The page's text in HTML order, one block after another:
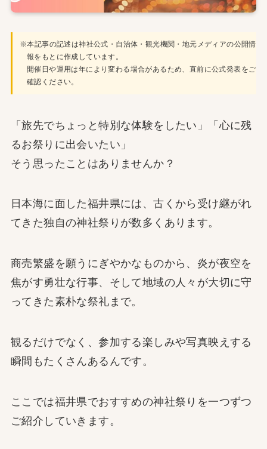
※本記事の記述は神社公式・自治体・観光機関・地元メディアの公開情
報をもとに作成しています。
開催日や運用は年により変わる場合があるため、直前に公式発表をご
確認ください。
「旅先でちょっと特別な体験をしたい」「心に残
るお祭りに出会いたい」
そう思ったことはありませんか？
日本海に面した福井県には、古くから受け継がれ
てきた独自の神社祭りが数多くあります。
商売繁盛を願うにぎやかなものから、炎が夜空を
焦がす勇壮な行事、そして地域の人々が大切に守
ってきた素朴な祭礼まで。
観るだけでなく、参加する楽しみや写真映えする
瞬間もたくさんあるんです。
ここでは福井県でおすすめの神社祭りを一つずつ
ご紹介していきます。